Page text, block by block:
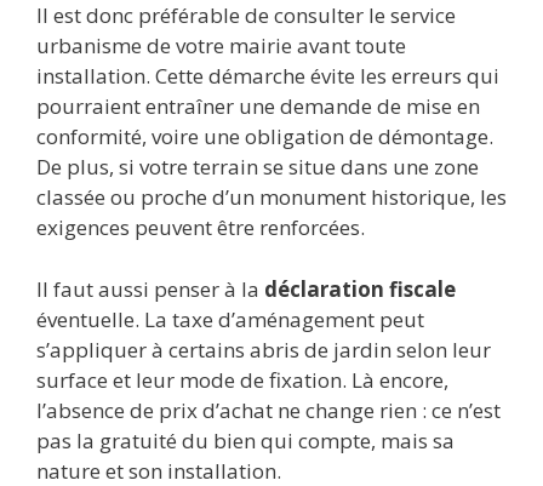
Il est donc préférable de consulter le service
urbanisme de votre mairie avant toute
installation. Cette démarche évite les erreurs qui
pourraient entraîner une demande de mise en
conformité, voire une obligation de démontage.
De plus, si votre terrain se situe dans une zone
classée ou proche d’un monument historique, les
exigences peuvent être renforcées.
Il faut aussi penser à la déclaration fiscale
éventuelle. La taxe d’aménagement peut
s’appliquer à certains abris de jardin selon leur
surface et leur mode de fixation. Là encore,
l’absence de prix d’achat ne change rien : ce n’est
pas la gratuité du bien qui compte, mais sa
nature et son installation.